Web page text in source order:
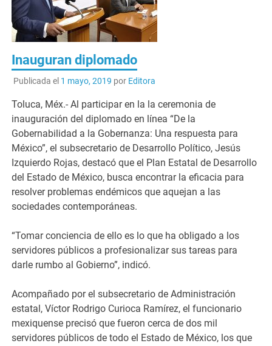
Inauguran diplomado
Publicada el 1 mayo, 2019 por Editora
Toluca, Méx.- Al participar en la la ceremonia de
inauguración del diplomado en línea “De la
Gobernabilidad a la Gobernanza: Una respuesta para
México”, el subsecretario de Desarrollo Político, Jesús
Izquierdo Rojas, destacó que el Plan Estatal de Desarrollo
del Estado de México, busca encontrar la eficacia para
resolver problemas endémicos que aquejan a las
sociedades contemporáneas.
“Tomar conciencia de ello es lo que ha obligado a los
servidores públicos a profesionalizar sus tareas para
darle rumbo al Gobierno”, indicó.
Acompañado por el subsecretario de Administración
estatal, Víctor Rodrigo Curioca Ramírez, el funcionario
mexiquense precisó que fueron cerca de dos mil
servidores públicos de todo el Estado de México, los que